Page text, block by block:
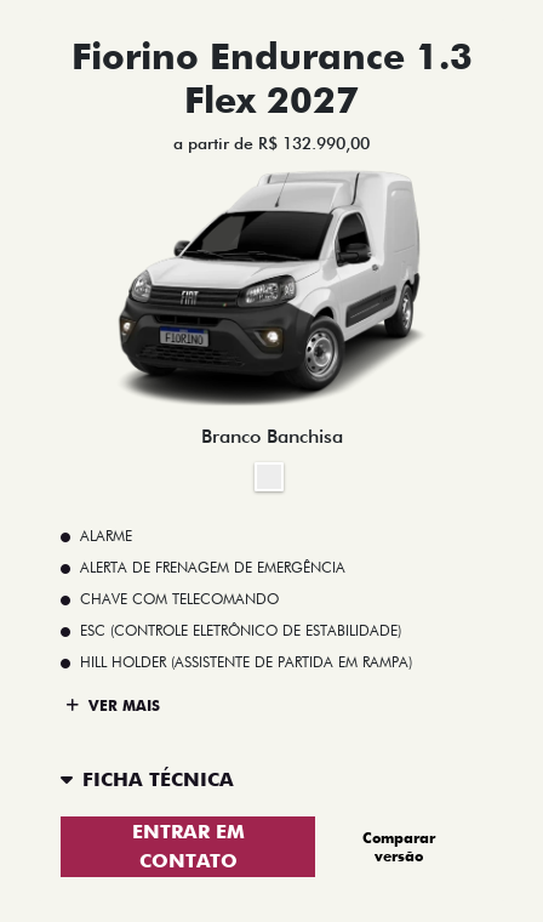
Fiorino Endurance 1.3
Flex 2027
a partir de R$ 132.990,00
Branco Banchisa
ALARME
ALERTA DE FRENAGEM DE EMERGÊNCIA
CHAVE COM TELECOMANDO
ESC (CONTROLE ELETRÔNICO DE ESTABILIDADE)
HILL HOLDER (ASSISTENTE DE PARTIDA EM RAMPA)
VER MAIS
FICHA TÉCNICA
ENTRAR EM
CONTATO
Comparar
versão